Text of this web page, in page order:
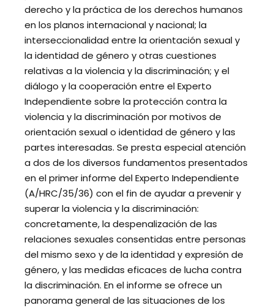
derecho y la práctica de los derechos humanos
en los planos internacional y nacional; la
interseccionalidad entre la orientación sexual y
la identidad de género y otras cuestiones
relativas a la violencia y la discriminación; y el
diálogo y la cooperación entre el Experto
Independiente sobre la protección contra la
violencia y la discriminación por motivos de
orientación sexual o identidad de género y las
partes interesadas. Se presta especial atención
a dos de los diversos fundamentos presentados
en el primer informe del Experto Independiente
(A/HRC/35/36) con el fin de ayudar a prevenir y
superar la violencia y la discriminación:
concretamente, la despenalización de las
relaciones sexuales consentidas entre personas
del mismo sexo y de la identidad y expresión de
género, y las medidas eficaces de lucha contra
la discriminación. En el informe se ofrece un
panorama general de las situaciones de los